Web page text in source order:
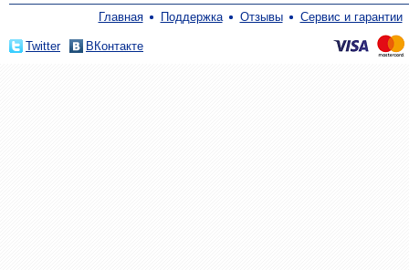
Главная Поддержка Отзывы Сервис и гарантии
Twitter ВКонтакте